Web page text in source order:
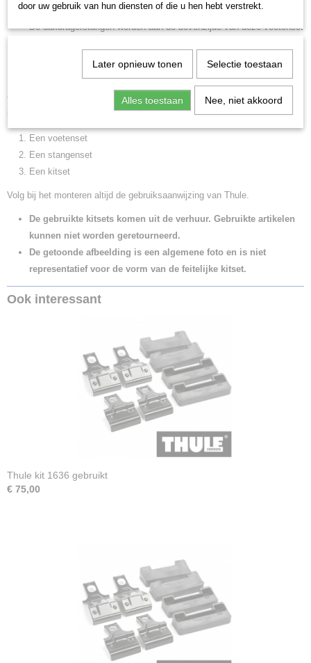
kitset aan de onderzijde van de Thule Rapid System754voetenset.
De dakdragerstangen worden aan de bovenzijde van deze voetenset
Kitset kan enkel worden gebruikt i.c.m. Thule rapid System 754
Thule werkt met losse compenenten. Voor een complete dakdragersset
Een voetenset
Een stangenset
Een kitset
Volg bij het monteren altijd de gebruiksaanwijzing van Thule.
De gebruikte kitsets komen uit de verhuur. Gebruikte artikelen
kunnen niet worden geretourneerd.
De getoonde afbeelding is een algemene foto en is niet
representatief voor de vorm van de feitelijke kitset.
Ook interessant
Thule kit 1636 gebruikt
€ 75,00
door uw gebruik van hun diensten of die u hen hebt verstrekt.
Later opnieuw tonen Selectie toestaan
Alles toestaan Nee, niet akkoord